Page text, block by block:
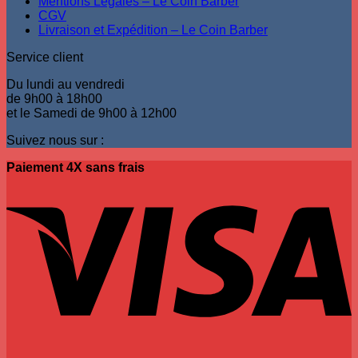
produit
CGV
Livraison et Expédition – Le Coin Barber
Service client
Du lundi au vendredi
de 9h00 à 18h00
et le Samedi de 9h00 à 12h00
Suivez nous sur :
Paiement 4X sans frais